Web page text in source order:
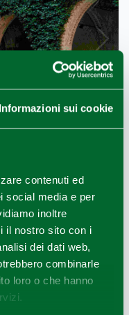
Informazioni sui cookie
contenuti ed
social media e per
inoltre
il nostro sito con i
dei dati web,
combinarle
loro o che hanno